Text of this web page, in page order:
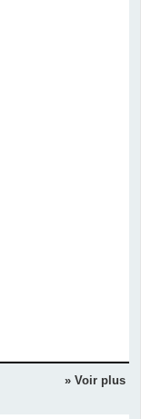
» Voir plus